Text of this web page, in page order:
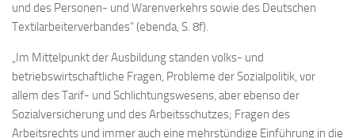
und des Personen- und Warenverkehrs sowie des Deutschen
Textilarbeiterverbandes“ (ebenda, S. 8f).
„Im Mittelpunkt der Ausbildung standen volks- und
betriebswirtschaftliche Fragen, Probleme der Sozialpolitik, vor
allem des Tarif- und Schlichtungswesens, aber ebenso der
Sozialversicherung und des Arbeitsschutzes; Fragen des
Arbeitsrechts und immer auch eine mehrstündige Einführung in die